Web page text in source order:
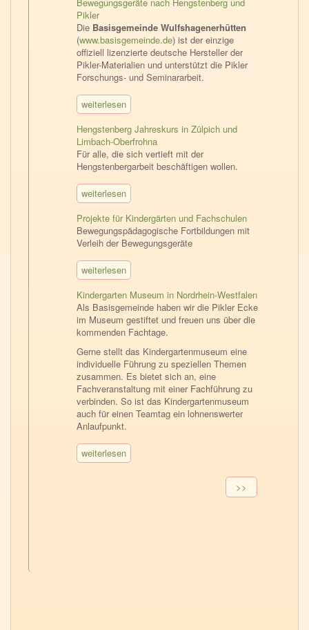
Pikler
Die Basisgemeinde Wulfshagenerhütten
(www.basisgemeinde.de) ist der einzige
offiziell lizenzierte deutsche Hersteller der
Pikler-Materialien und unterstützt die Pikler
Forschungs- und Seminararbeit.
weiterlesen
Hengstenberg Jahreskurs in Zülpich und
Limbach-Oberfrohna
Für alle, die sich vertieft mit der
Hengstenbergarbeit beschäftigen wollen.
weiterlesen
Projekte für Kindergärten und Fachschulen
Bewegungspädagogische Fortbildungen mit
Verleih der Bewegungsgeräte
weiterlesen
Kindergarten Museum in Nordrhein-Westfalen
Als Basisgemeinde haben wir die Pikler Ecke
im Museum gestiftet und freuen uns über die
kommenden Fachtage.
Gerne stellt das Kindergartenmuseum eine
individuelle Führung zu speziellen Themen
zusammen. Es bietet sich an, eine
Fachveranstaltung mit einer Fachführung zu
verbinden. So ist das Kindergartenmuseum
auch für einen Teamtag ein lohnenswerter
Anlaufpunkt.
weiterlesen
Nächste
Seite
>>